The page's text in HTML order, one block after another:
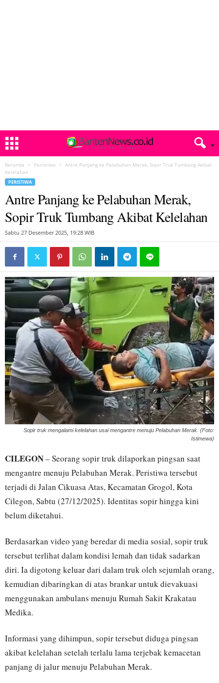
Beranda Peristiwa
Antre Panjang ke Pelabuhan Merak, Sopir Truk Tumbang Akibat
Kelelahan
PERISTIWA
Antre Panjang ke Pelabuhan Merak,
Sopir Truk Tumbang Akibat Kelelahan
Sabtu 27 Desember 2025, 19:28 WIB
Sopir truk mengalami kelelahan usai mengantre menuju Pelabuhan Merak. (Foto:
Istimewa)
CILEGON– Seorang sopir truk dilaporkan pingsan saat
mengantre menuju Pelabuhan Merak. Peristiwa tersebut
terjadi di Jalan Cikuasa Atas, Kecamatan Grogol, Kota
Cilegon, Sabtu (27/12/2025). Identitas sopir hingga kini
belum diketahui.
Berdasarkan video yang beredar di media sosial, sopir truk
tersebut terlihat dalam kondisi lemah dan tidak sadarkan
diri. Ia digotong keluar dari dalam truk oleh sejumlah orang,
kemudian dibaringkan di atas brankar untuk dievakuasi
menggunakan ambulans menuju Rumah Sakit Krakatau
Medika.
Informasi yang dihimpun, sopir tersebut diduga pingsan
akibat kelelahan setelah terlalu lama terjebak kemacetan
panjang di jalur menuju Pelabuhan Merak.